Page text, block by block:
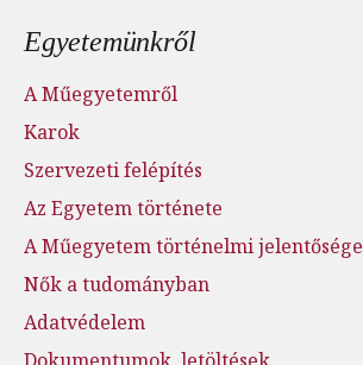
Lábléc menü
Egyetemünkről
A Műegyetemről
Karok
Szervezeti felépítés
Az Egyetem története
A Műegyetem történelmi jelentősége
Nők a tudományban
Adatvédelem